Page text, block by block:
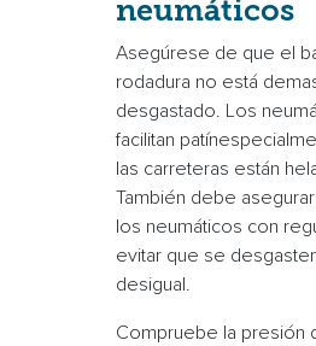
neumáticos
Asegúrese de que el
rodadura no está
desgastado. Los
facilitan patín
las carreteras están
También debe
los neumáticos con
evitar que se
desigual.
Compruebe la presión